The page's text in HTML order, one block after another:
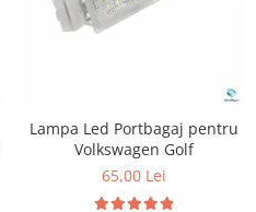
Lampa Led Portbagaj pentru
Volkswagen Golf
65,00 Lei